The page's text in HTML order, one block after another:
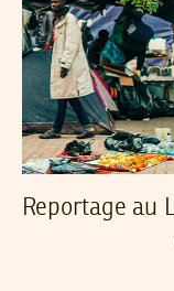
Reportage au